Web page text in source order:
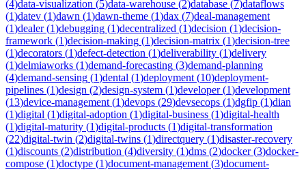
(4)data-visualization (5)data-warehouse (2)database (7)dataflows
(1)datev (1)dawn (1)dawn-theme (1)dax (7)deal-management
(1)dealer(1)debugging (1)decentralized (1)decision (1)decision-
framework (1)decision-making (1)decision-matrix (1)decision-tree
(1)decorators (1)defect-detection (1)deliverability (1)delivery
(1)delmiaworks (1)demand-forecasting (3)demand-planning
(4)demand-sensing (1)dental (1)deployment (10)deployment-
pipelines (1)design (2)design-system (1)developer(1)development
(13)device-management (1)devops (29)devsecops (1)dgfip (1)dian
(1)digital (1)digital-adoption (1)digital-business (1)digital-health
(1)digital-maturity (1)digital-products (1)digital-transformation
(22)digital-twin (2)digital-twins (1)directquery (1)disaster-recovery
(1)discounts (2)distribution (4)diversity (1)dms (2)docker(3)docker-
compose (1)doctype (1)document-management (3)document-